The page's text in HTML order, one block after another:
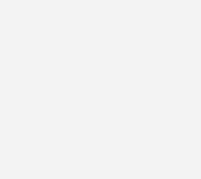
diese Werkstoffe das
antimikrobiellen
Kupferlegierungen
der indirekten